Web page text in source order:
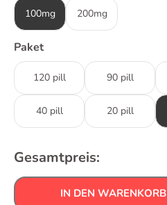
100mg 200mg
Paket
120 pill 90 pill
40 pill 20 pill
Gesamtpreis:
IN DEN WARENKORB